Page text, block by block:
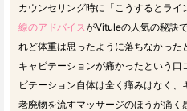
カウンセリング時に「こうするとライ
線のアドバイスがVituleの人気の秘訣
れど体重は思ったように落ちなかった
キャビテーションが痛かったという
ビテーション自体は全く痛みはなく
老廃物を流すマッサージのほうが痛